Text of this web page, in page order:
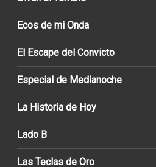
Ecos de mi Onda
El Escape del Convicto
Especial de Medianoche
La Historia de Hoy
Lado B
Las Teclas de Oro